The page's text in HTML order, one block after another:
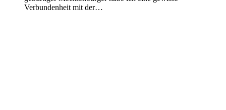
Verbundenheit mit der…